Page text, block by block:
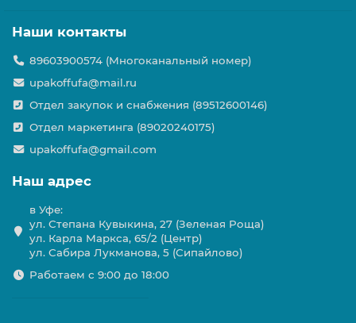
Наши контакты
89603900574 (Многоканальный номер)
upakoffufa@mail.ru
Отдел закупок и снабжения (89512600146)
Отдел маркетинга (89020240175)
upakoffufa@gmail.com
Наш адрес
в Уфе:
ул. Степана Кувыкина, 27 (Зеленая Роща)
ул. Карла Маркса, 65/2 (Центр)
ул. Сабира Лукманова, 5 (Сипайлово)
Работаем с 9:00 до 18:00